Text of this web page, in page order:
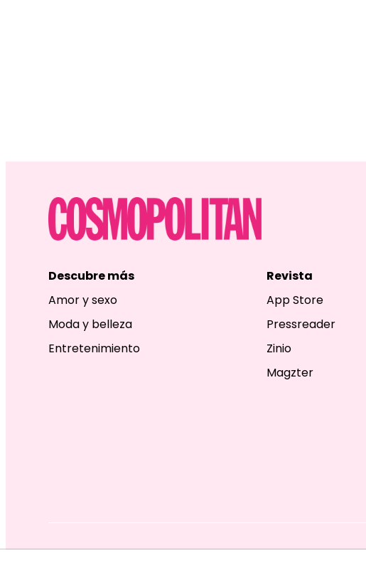
Descubre más
Amor y sexo
Moda y belleza
Entretenimiento
Revista
App Store
Pressreader
Zinio
Magzter
EDITORIAL TELEVISA S.A. DE C.V. TODOS LOS DERECHOS